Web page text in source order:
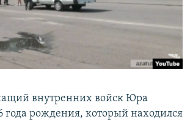
RL
внутренних войск Юра
года рождения, который находился